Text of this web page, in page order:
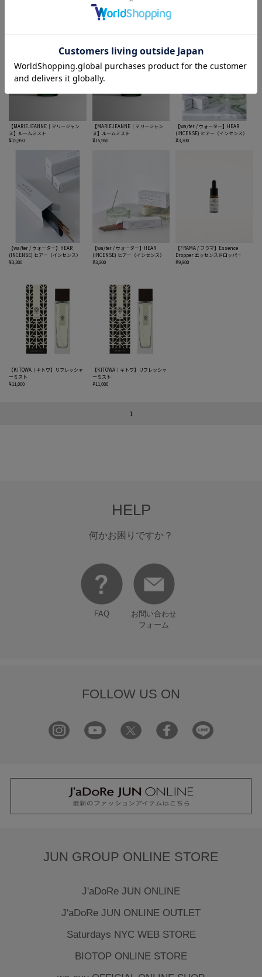
【Danlow / ダンロウ】フレグランス
リードディフューザー
¥25,300
【MARIEJEANNE｜マリージャン
ヌ】ルームミスト
¥15,950
【MARIEJEANNE｜マリージャン
ヌ】ルームミスト
¥15,950
【wa/ter / ウォーター】HEAR
(INCENSE) ヒアー（インセンス）
¥3,300
【wa/ter / ウォーター】HEAR
(INCENSE) ヒアー（インセンス）
¥3,300
【wa/ter / ウォーター】HEAR
(INCENSE) ヒアー（インセンス）
¥3,300
【FRAMA / フラマ】Essence
Dropper エッセンスドロッパー
¥9,900
【KITOWA｜キトワ】リフレッシャ
ーミスト
¥11,000
【KITOWA｜キトワ】リフレッシャ
ーミスト
¥11,000
1
HELP
何かお困りですか？
FAQ
お問い合わせ
フォーム
FOLLOW US ON
JUN GROUP ONLINE STORE
J'aDoRe JUN ONLINE
J'aDoRe JUN ONLINE OUTLET
Saturdays NYC WEB STORE
BIOTOP ONLINE STORE